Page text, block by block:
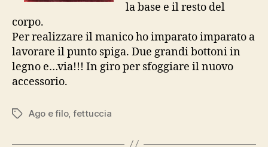
la base e il resto del
corpo.
Per realizzare il manico ho imparato imparato a
lavorare il punto spiga. Due grandi bottoni in
legno e…via!!! In giro per sfoggiare il nuovo
accessorio.
Tag Ago e filo, fettuccia